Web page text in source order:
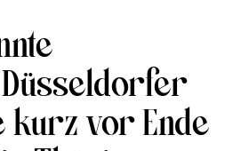
kurz vor Ende